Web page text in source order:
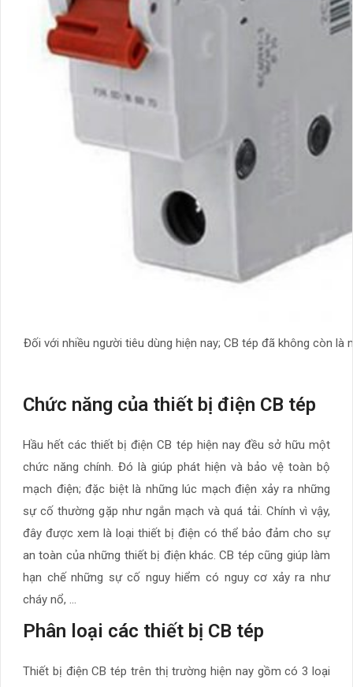
Đối với nhiều người tiêu dùng hiện nay; CB tép đã không còn
Chức năng của thiết bị điện CB tép
Hầu hết các thiết bị điện CB tép hiện nay đều sở hữu một
chức năng chính. Đó là giúp phát hiện và bảo vệ toàn bộ
mạch điện; đặc biệt là những lúc mạch điện xảy ra những
sự cố thường gặp như ngắn mạch và quá tải. Chính vì vậy,
đây được xem là loại thiết bị điện có thể bảo đảm cho sự
an toàn của những thiết bị điện khác. CB tép cũng giúp làm
hạn chế những sự cố nguy hiểm có nguy cơ xảy ra như
cháy nổ, …
Phân loại các thiết bị CB tép
Thiết bị điện CB tép trên thị trường hiện nay gồm có 3 loại